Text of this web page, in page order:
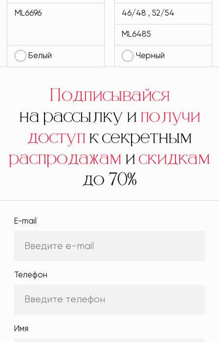
MODLAV ML6696-
ML6696
Белый
черного цвета
MODLAV ML6485-
13
46/48 , 52/54
ML6485
Черный
Подписывайся
на рассылку иполучи
доступк секретным
распродажамискидкам
до 70%
E-mail
Телефон
Имя